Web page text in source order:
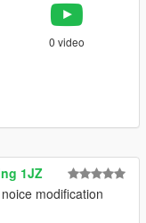
0 video
1JZ
modification